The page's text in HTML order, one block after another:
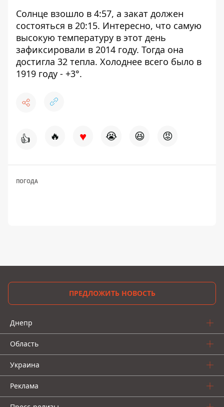
Солнце взошло в 4:57, а закат должен
состояться в 20:15. Интересно, что самую
высокую температуру в этот день
зафиксировали в 2014 году. Тогда она
достигла 32 тепла. Холоднее всего было в
1919 году - +3°.
👍 🔥 ♥ 😭 😆 😡
ПОГОДА
ПРЕДЛОЖИТЬ НОВОСТЬ
Днепр
Область
Украина
Реклама